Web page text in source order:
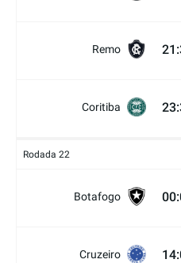
Remo
Coritiba
Rodada 22
Botafogo
Cruzeiro